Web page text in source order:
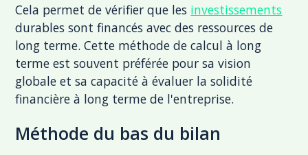
Cela permet de vérifier que les investissements
durables sont financés avec des ressources de
long terme. Cette méthode de calcul à long
terme est souvent préférée pour sa vision
globale et sa capacité à évaluer la solidité
financière à long terme de l'entreprise.
Méthode du bas du bilan